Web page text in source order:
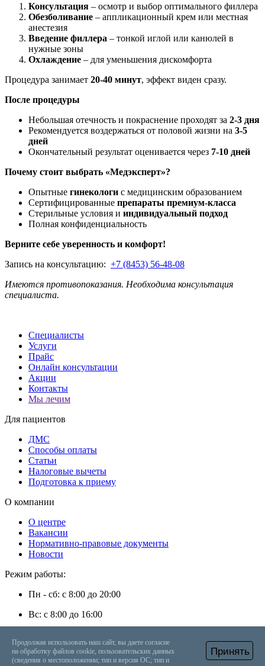
Консультация – осмотр и выбор оптимального филлера
Обезболивание – аппликационный крем или местная
анестезия
Введение филлера – тонкой иглой или канюлей в
нужные зоны
Охлаждение – для уменьшения дискомфорта
Процедура занимает 20-40 минут, эффект виден сразу.
После процедуры
Небольшая отечность и покраснение проходят за 2-3 дня
Рекомендуется воздержаться от половой жизни на 3-5
дней
Окончательный результат оценивается через 7-10 дней
Почему стоит выбрать «Медэксперт»?
Опытные гинекологи с медицинским образованием
Сертифицированные препараты премиум-класса
Стерильные условия и индивидуальный подход
Полная конфиденциальность
Верните себе уверенность и комфорт!
Запись на консультацию: +7 (8453) 56-48-08
Имеются противопоказания. Необходима консультация
специалиста.
Специалисты
Услуги
Прайс
Онлайн консультации
Акции
Контакты
Мы лечим
Для пациентов
ДМС
Способы оплаты
Статьи
Налоговые вычеты
Подготовка к приему
О компании
О центре
Вакансии
Нормативно-правовые документы
Новости
Режим работы:
Пн - сб: с 8:00 до 20:00
Вс: с 8:00 до 16:00
+7 (8453) 56-48-08 Онлайн запись Вызвать врача на дом
Принять
Продолжая использовать наш сайт, вы даете согласие
на обработку файлов cookie, пользовательских данных
(сведения о местоположении; тип и версия ОС; тип и